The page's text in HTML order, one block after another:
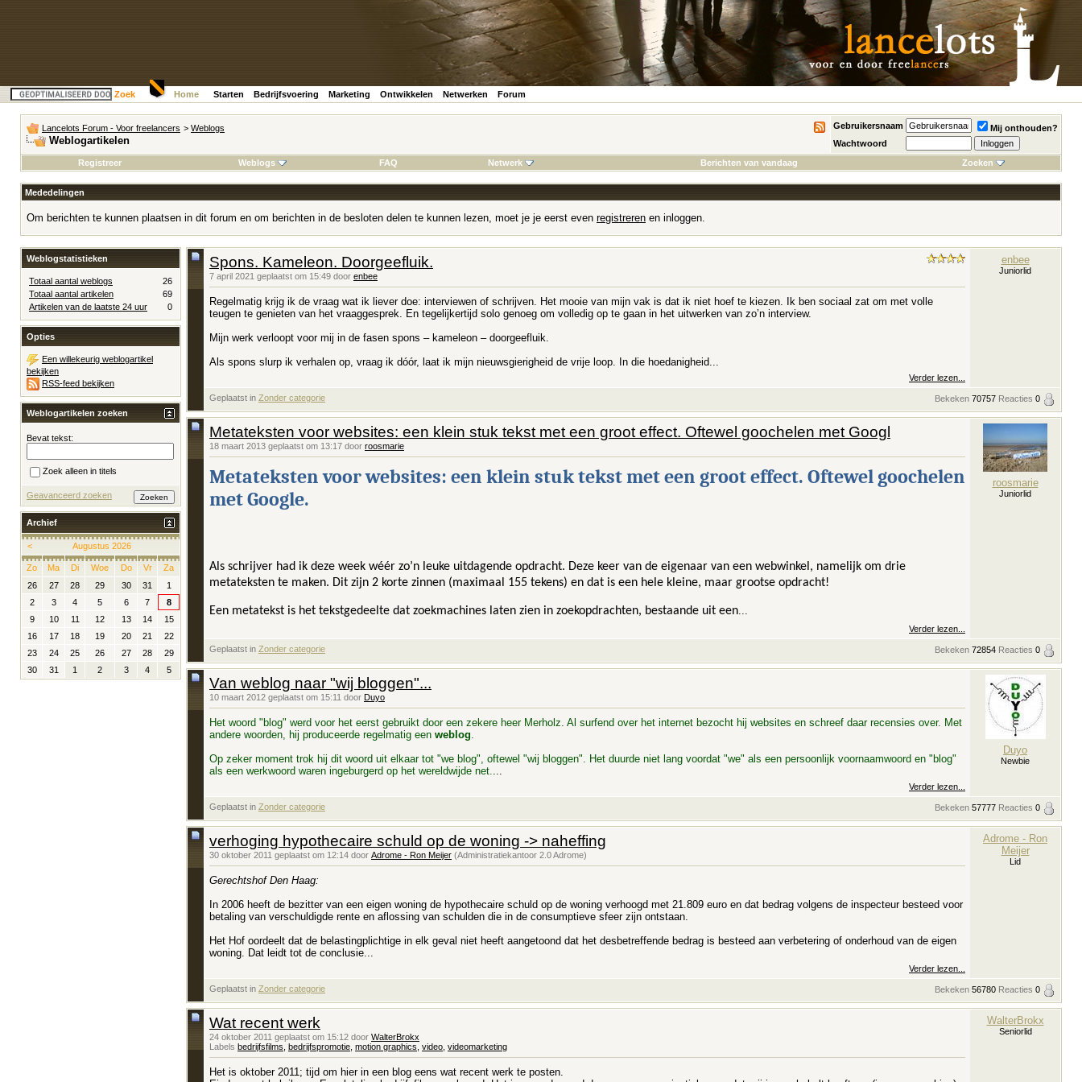
Zoek Home Starten Bedrijfsvoering Marketing Ontwikkelen Netwerken Forum
Lancelots Forum - Voor freelancers > Weblogs
Weblogartikelen
Gebruikersnaam
Mij onthouden?
Wachtwoord
Registreer
Weblogs FAQ Netwerk Berichten van vandaag Zoeken
Mededelingen
Om berichten te kunnen plaatsen in dit forum en om berichten in de besloten delen te kunnen lezen, moet je je eerst even registreren en inloggen.
Spons. Kameleon. Doorgeefluik.
7 april 2021 geplaatst om 15:49 door enbee
Regelmatig krijg ik de vraag wat ik liever doe: interviewen of schrijven. Het mooie van mijn vak is dat ik niet hoef te kiezen. Ik ben sociaal zat om met volle
teugen te genieten van het vraaggesprek. En tegelijkertijd solo genoeg om volledig op te gaan in het uitwerken van zo’n interview.
Mijn werk verloopt voor mij in de fasen spons – kameleon – doorgeefluik.
Als spons slurp ik verhalen op, vraag ik dóór, laat ik mijn nieuwsgierigheid de vrije loop. In die hoedanigheid...
Verder lezen...
enbee
Juniorlid
Geplaatst in Zonder categorie Bekeken 70757 Reacties 0
Metateksten voor websites: een klein stuk tekst met een groot effect. Oftewel goochelen met Googl
18 maart 2013 geplaatst om 13:17 door roosmarie
Metateksten voor websites: een klein stuk tekst met een groot effect. Oftewel goochelen
met Google.
Als schrijver had ik deze week wéér zo’n leuke uitdagende opdracht. Deze keer van de eigenaar van een webwinkel, namelijk om drie
metateksten te maken. Dit zijn 2 korte zinnen (maximaal 155 tekens) en dat is een hele kleine, maar grootse opdracht!
Een metatekst is het tekstgedeelte dat zoekmachines laten zien in zoekopdrachten, bestaande uit een
Verder lezen...
roosmarie
Juniorlid
Geplaatst in Zonder categorie Bekeken 72854 Reacties 0
Van weblog naar "wij bloggen"...
10 maart 2012 geplaatst om 15:11 door Duyo
Het woord "blog" werd voor het eerst gebruikt door een zekere heer Merholz. Al surfend over het internet bezocht hij websites en schreef daar recensies over. Met
andere woorden, hij produceerde regelmatig een weblog
Op zeker moment trok hij dit woord uit elkaar tot "we blog", oftewel "wij bloggen". Het duurde niet lang voordat "we" als een persoonlijk voornaamwoord en "blog"
als een werkwoord waren ingeburgerd op het wereldwijde net.
Verder lezen...
Duyo
Newbie
Geplaatst in Zonder categorie Bekeken 57777 Reacties 0
verhoging hypothecaire schuld op de woning -> naheffing
30 oktober 2011 geplaatst om 12:14 door Adrome - Ron Meijer (Administratiekantoor 2.0 Adrome)
Gerechtshof Den Haag:
In 2006 heeft de bezitter van een eigen woning de hypothecaire schuld op de woning verhoogd met 21.809 euro en dat bedrag volgens de inspecteur besteed voor
betaling van verschuldigde rente en aflossing van schulden die in de consumptieve sfeer zijn ontstaan.
Het Hof oordeelt dat de belastingplichtige in elk geval niet heeft aangetoond dat het desbetreffende bedrag is besteed aan verbetering of onderhoud van de eigen
woning. Dat leidt tot de conclusie...
Verder lezen...
Adrome - Ron
Meijer
Lid
Geplaatst in Zonder categorie Bekeken 56780 Reacties 0
Wat recent werk
24 oktober 2011 geplaatst om 15:12 door WalterBrokx
Labels bedrijfsfilms bedrijfspromotie motion graphics video videomarketing
Het is oktober 2011; tijd om hier in een blog eens wat recent werk te posten.
WalterBrokx
Seniorlid
Weblogstatistieken
Totaal aantal weblogs
26
Totaal aantal artikelen
69
Artikelen van de laatste 24 uur
0
Opties
Een willekeurig weblogartikel
bekijken
RSS-feed bekijken
Weblogartikelen zoeken
Bevat tekst:
Zoek alleen in titels
Geavanceerd zoeken
Archief
< Augustus 2026
Zo Ma Di Woe Do Vr
Za
26
27 28 29 30 31
1
2
3 4 5 6 7
8
9
10 11 12 13 14
15
16
17 18 19 20 21
22
23
24 25 26 27 28
29
30
31 1 2 3 4 5